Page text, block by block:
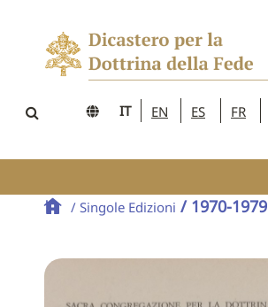
IT EN ES FR
/ Singole Edizioni / 1970-1979